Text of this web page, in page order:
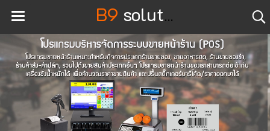
B9 solution